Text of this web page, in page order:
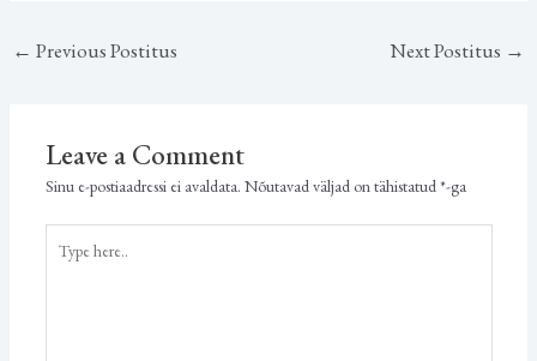
← Previous Postitus Next Postitus →
Leave a Comment
Sinu e-postiaadressi ei avaldata. Nõutavad väljad on tähistatud*-ga
here..